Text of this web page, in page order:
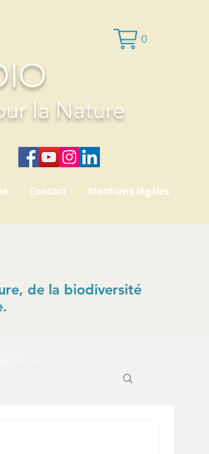
0
la Nature
Contact Mentions légales
de la biodiversité